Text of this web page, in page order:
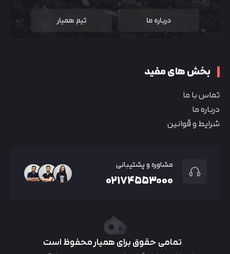
درباره ما تیم همیار
بخش های مفید
تماس با ما
درباره ما
شرایط و قوانین
مشاوره و پشتیبانی
۰۲۱۷۴۵۵۳۰۰۰
تمامی حقوق برای همیار محفوظ است